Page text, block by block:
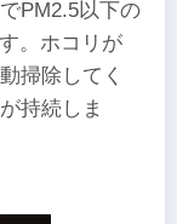
PM2.5以下の
。ホコリが
掃除してく
持続しま